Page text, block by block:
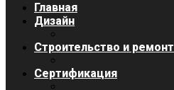
Главная
Дизайн
Строительство и ремонт
Сертификация